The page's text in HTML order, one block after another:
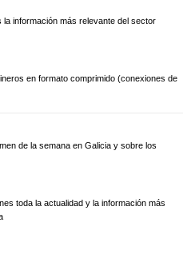
la información más relevante del sector
en formato comprimido (conexiones de
de la semana en Galicia y sobre los
toda la actualidad y la información más